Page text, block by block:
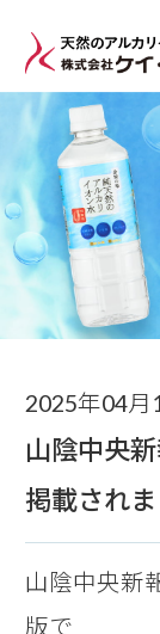
2025年04月
山陰中央
掲載され
山陰中央新
版で